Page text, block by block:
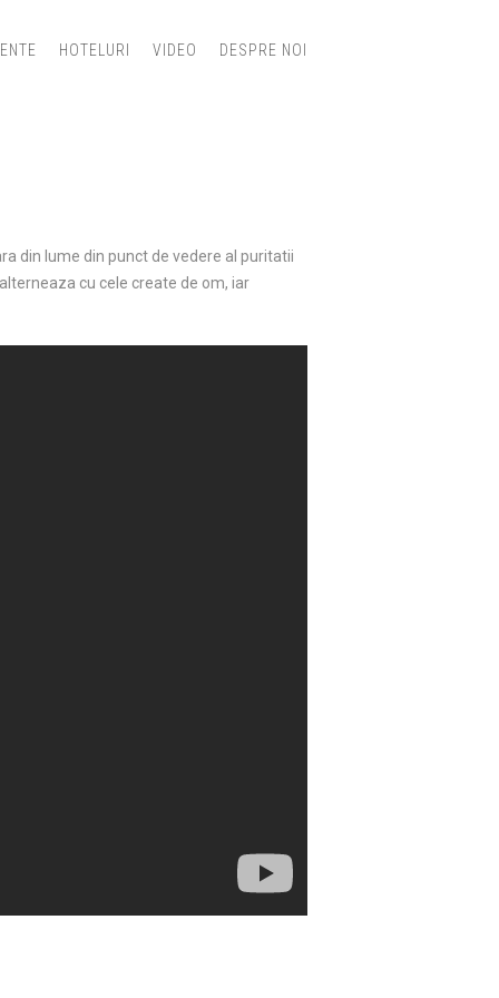
HOTELURI VIDEO DESPRE NOI
din lume din punct de vedere al puritatii
cu cele create de om, iar